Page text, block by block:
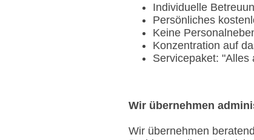
Individuelle
Persönliches
Keine
Konzentration auf
Servicepaket: "Alles
Wir übernehmen
Wir übernehmen